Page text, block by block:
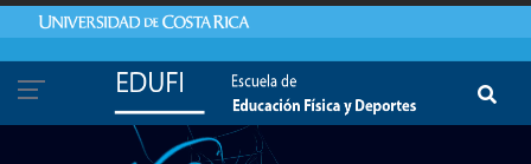
Pasar al contenido principal